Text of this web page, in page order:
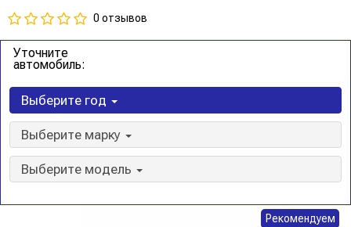
0 отзывов
Уточните
автомобиль:
Выберите год
Выберите марку
Выберите модель
Рекомендуем